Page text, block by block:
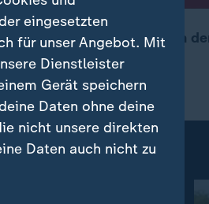
Entlastungsprämie durch
Alternativen.
eingesetzten
für unser Angebot. Mit
Dienstleister
Gerät speichern
Daten ohne deine
nicht unsere direkten
Daten auch nicht zu